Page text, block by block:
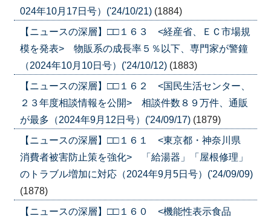
024年10月17日号）('24/10/21) (1884)
【ニュースの深層】□□１６３ <経産省、ＥＣ市場規
模を発表> 物販系の成長率５％以下、専門家が警鐘
（2024年10月10日号）('24/10/12) (1883)
【ニュースの深層】□□１６２ <国民生活センター、
２３年度相談情報を公開> 相談件数８９万件、通販
が最多（2024年9月12日号）('24/09/17) (1879)
【ニュースの深層】□□１６１ <東京都・神奈川県
消費者被害防止策を強化> 「給湯器」「屋根修理」
のトラブル増加に対応（2024年9月5日号）('24/09/09)
(1878)
【ニュースの深層】□□１６０ <機能性表示食品